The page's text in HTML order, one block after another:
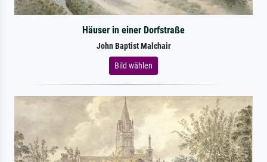
Häuser in einer Dorfstraße
John Baptist Malchair
Bild wählen